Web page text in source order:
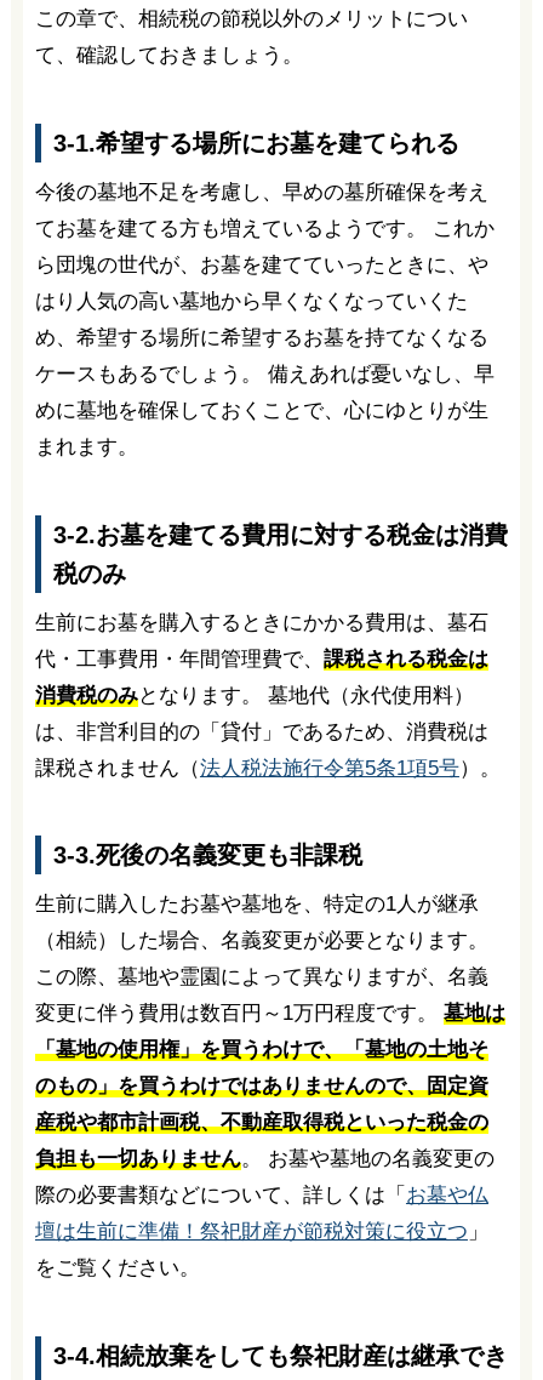
この章で、相続税の節税以外のメリットについ
て、確認しておきましょう。
3-1.希望する場所にお墓を建てられる
今後の墓地不足を考慮し、早めの墓所確保を考え
てお墓を建てる方も増えているようです。 これか
ら団塊の世代が、お墓を建てていったときに、や
はり人気の高い墓地から早くなくなっていくた
め、希望する場所に希望するお墓を持てなくなる
ケースもあるでしょう。 備えあれば憂いなし、早
めに墓地を確保しておくことで、心にゆとりが生
まれます。
3-2.お墓を建てる費用に対する税金は消費
税のみ
生前にお墓を購入するときにかかる費用は、墓石
代・工事費用・年間管理費で、 課税される税金は
消費税のみとなります。 墓地代（永代使用料）
は、非営利目的の「貸付」であるため、消費税は
課税されません（法人税法施行令第5条1項5号）。
3-3.死後の名義変更も非課税
生前に購入したお墓や墓地を、特定の1人が継承
（相続）した場合、名義変更が必要となります。
この際、墓地や霊園によって異なりますが、名義
変更に伴う費用は数百円～1万円程度です。 墓地は
「墓地の使用権」を買うわけで、「墓地の土地そ
のもの」を買うわけではありませんので、固定資
産税や都市計画税、不動産取得税といった税金の
負担も一切ありません。 お墓や墓地の名義変更の
際の必要書類などについて、詳しくは「 お墓や仏
壇は生前に準備！祭祀財産が節税対策に役立つ 」
をご覧ください。
3-4.相続放棄をしても祭祀財産は継承でき